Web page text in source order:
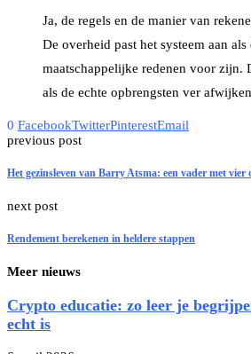
Ja, de regels en de manier van
De overheid past het systeem aan
maatschappelijke redenen voor zijn.
als de echte opbrengsten ver
0 FacebookTwitterPinterestEmail
previous post
Het gezinsleven van Barry Atsma: een vader met vier
next post
Rendement berekenen in heldere stappen
Meer nieuws
Crypto educatie: zo leer je
echt is